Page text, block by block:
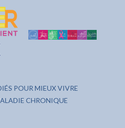
POUR MIEUX VIVRE
CHRONIQUE